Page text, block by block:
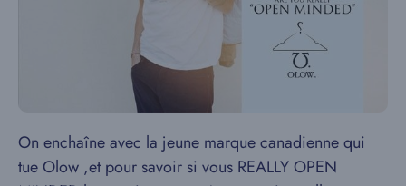
On enchaîne avec la jeune marque canadienne qui
tue Olow ,et pour savoir si vous REALLY OPEN